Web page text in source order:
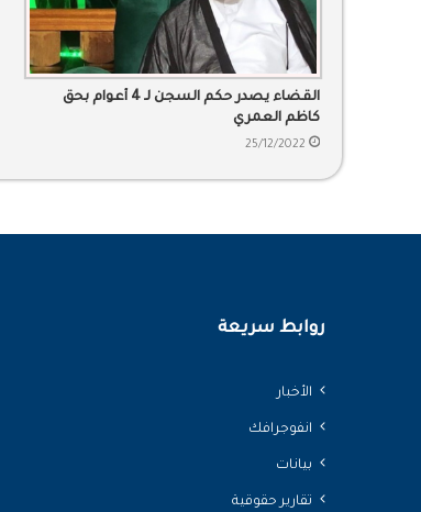
القضاء يصدر حكم السجن لـ 4 أعوام بحق
كاظم العمري
25/12/2022
روابط سريعة
الأخبار
انفوجرافك
بيانات
تقارير حقوقية